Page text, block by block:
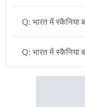
Q: भारत में
Q: भारत में